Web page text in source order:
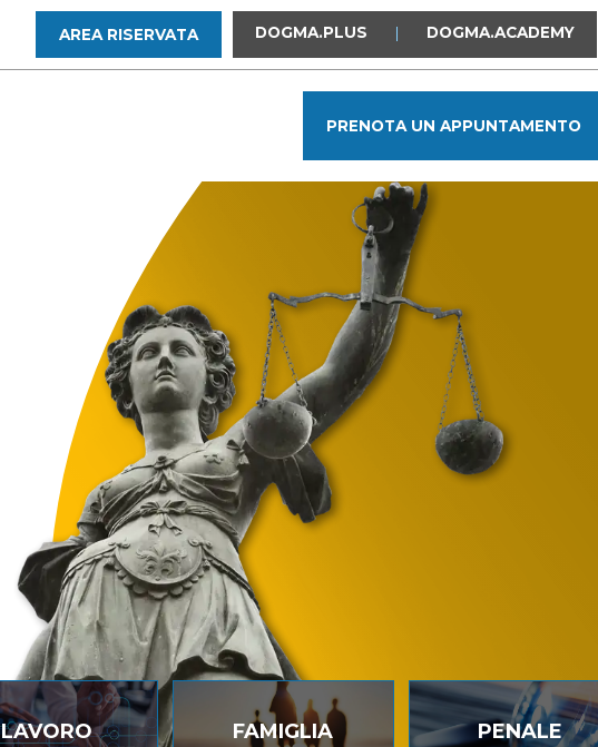
AREA RISERVATA DOGMA.PLUS | DOGMA.ACADEMY
PRENOTA UN APPUNTAMENTO
LAVORO FAMIGLIA PENALE